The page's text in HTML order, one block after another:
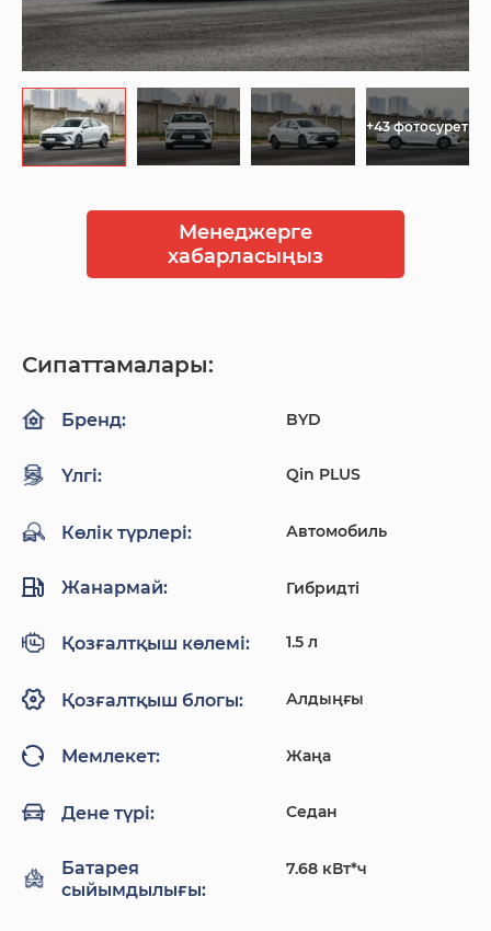
+43 фотосурет
Менеджерге
хабарласыңыз
Сипаттамалары:
Бренд: BYD
Үлгі: Qin PLUS
Көлік түрлері: Автомобиль
Жанармай: Гибридті
Қозғалтқыш көлемі: 1.5 л
Қозғалтқыш блогы: Алдыңғы
Мемлекет: Жаңа
Дене түрі: Седан
Батарея
сыйымдылығы:
7.68 кВт*ч